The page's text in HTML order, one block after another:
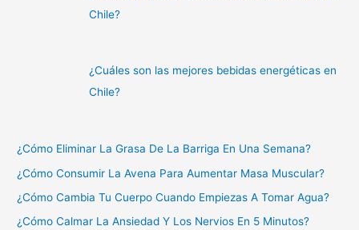
Chile?
¿Cuáles son las mejores bebidas energéticas en
Chile?
¿Cómo Eliminar La Grasa De La Barriga En Una Semana?
¿Cómo Consumir La Avena Para Aumentar Masa Muscular?
¿Cómo Cambia Tu Cuerpo Cuando Empiezas A Tomar Agua?
¿Cómo Calmar La Ansiedad Y Los Nervios En 5 Minutos?